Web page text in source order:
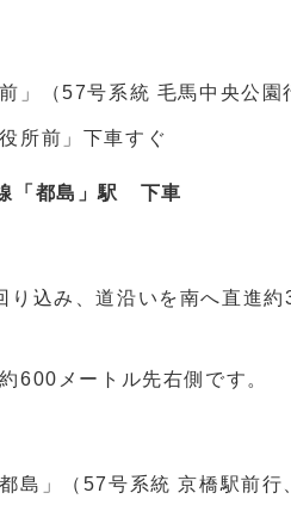
」（57号系統 毛馬中央公園
所前」下車すぐ
「都島」駅 下車
り込み、道沿いを南へ直進
600メートル先右側です。
島」（57号系統 京橋駅前